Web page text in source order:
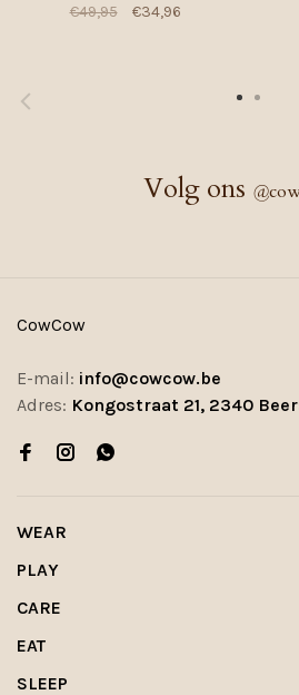
€49,95 €34,96
Volg ons @
CowCow
E-mail: info@cowcow.be
Adres: Kongostraat 21, 2340
WEAR
PLAY
CARE
EAT
SLEEP